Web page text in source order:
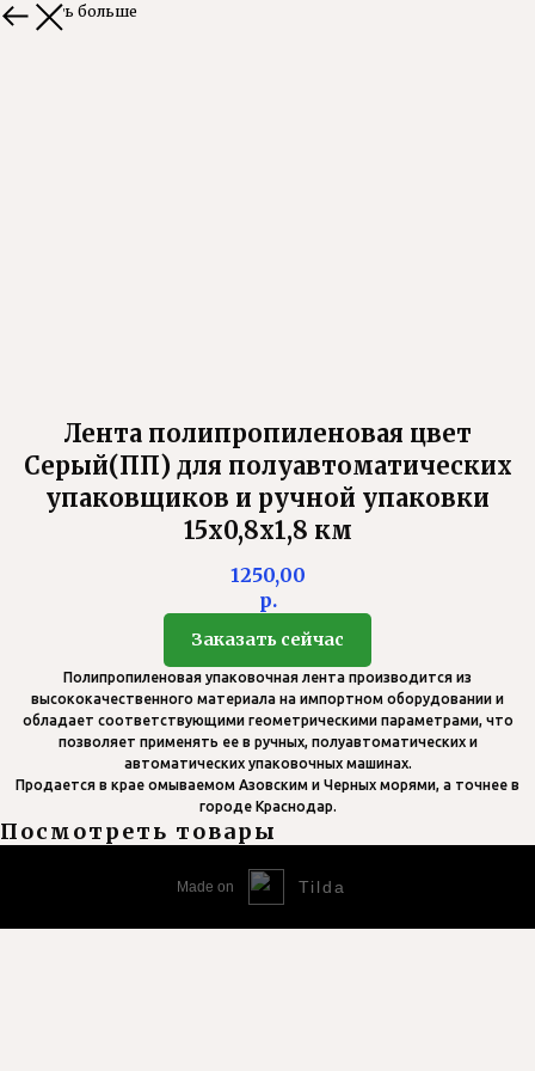
Смотреть больше
Лента полипропиленовая цвет
Серый(ПП) для полуавтоматических
упаковщиков и ручной упаковки
15х0,8х1,8 км
1250,00
р.
Заказать сейчас
Полипропиленовая упаковочная лента производится из
высококачественного материала на импортном оборудовании и
обладает соответствующими геометрическими параметрами, что
позволяет применять ее в ручных, полуавтоматических и
автоматических упаковочных машинах.
Продается в крае омываемом Азовским и Черных морями, а точнее в
городе Краснодар.
Посмотреть товары
Made on Tilda